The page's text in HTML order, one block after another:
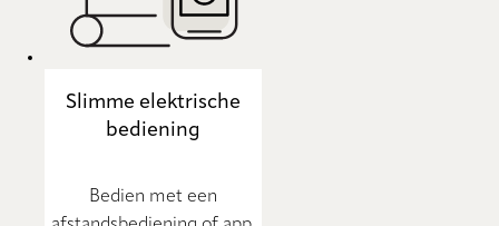
Slimme elektrische
bediening
Bedien met een